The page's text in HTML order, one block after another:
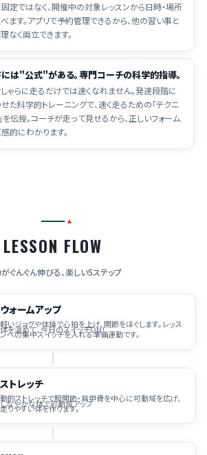
定ではなく、開催中の対象レッスンから日時・場所
ます。アプリで予約管理できるから、他の習い事と
なく両立できます。
は"公式"がある。専門コーチの科学的指導。
ゃらに走るだけでは速くなれません。発達段階に
た科学的トレーニングで、速く走るための「テクニ
を伝授。コーチが走って見せるから、正しいフォーム
的にわかります。
LESSON FLOW
ぐんぐん伸びる、楽しい5ステップ
ウォームアップ
体を温めて、今日のスイッチON！
軽いジョグや体操で心拍を上げ、関節をほぐします。レッス
ンへの集中スイッチを入れる準備運動です。
ストレッチ
しなやかな体で可動域アップ
動的ストレッチで股関節・肩甲骨を中心に可動域を広げ、
走りやすい体を作ります。